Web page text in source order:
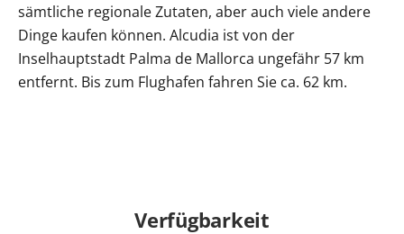
sämtliche regionale Zutaten, aber auch viele andere
Dinge kaufen können. Alcudia ist von der
Inselhauptstadt Palma de Mallorca ungefähr 57 km
entfernt. Bis zum Flughafen fahren Sie ca. 62 km.
Verfügbarkeit